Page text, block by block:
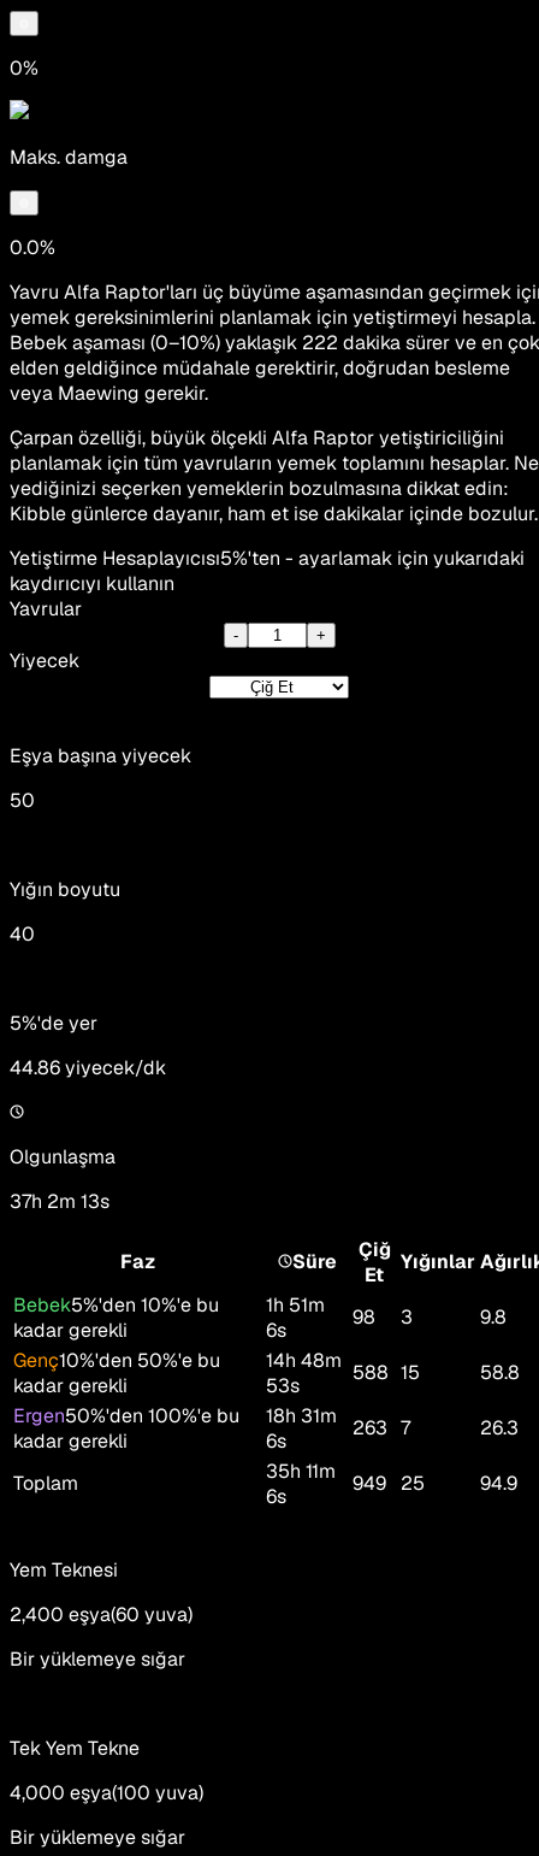
0%
Maks. damga
0.0%
Yavru Alfa Raptor'ları üç büyüme aşamasından geçirmek
yemek gereksinimlerini planlamak için yetiştirmeyi hesapla.
Bebek aşaması (0–10%) yaklaşık 222 dakika sürer ve en çok
elden geldiğince müdahale gerektirir, doğrudan besleme
veya Maewing gerekir.
Çarpan özelliği, büyük ölçekli Alfa Raptor yetiştiriciliğini
planlamak için tüm yavruların yemek toplamını hesaplar. Ne
yediğinizi seçerken yemeklerin bozulmasına dikkat edin:
Kibble günlerce dayanır, ham et ise dakikalar içinde bozulur.
Yetiştirme Hesaplayıcısı5%'ten - ayarlamak için yukarıdaki
kaydırıcıyı kullanın
Yavrular
- +
Yiyecek
Eşya başına yiyecek
50
Yığın boyutu
40
5%'de yer
44.86yiyecek/dk
Olgunlaşma
37h 2m 13s
Faz Süre
Çiğ
Et
Yığınlar
Bebek5%'den 10%'e bu
kadar gerekli
1h 51m
6s
98 3
9.8
Genç10%'den 50%'e bu
kadar gerekli
14h 48m
53s
588 15
58.8
Ergen50%'den 100%'e bu
kadar gerekli
18h 31m
6s
263 7 26.3
Toplam
35h 11m
6s
949 25 94.9
Yem Teknesi
2,400 eşya(60 yuva)
Bir yüklemeye sığar
Tek Yem Tekne
4,000 eşya(100 yuva)
Bir yüklemeye sığar